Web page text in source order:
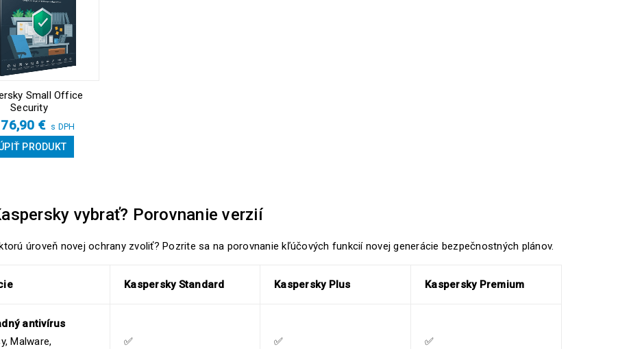
Small Office
Security
76,90 € s DPH
PRODUKT
vybrať? Porovnanie verzií
úroveň novej ochrany zvoliť? Pozrite sa na porovnanie kľúčových funkcií novej generácie bezpečnostných plánov.
Kaspersky Standard Kaspersky Plus Kaspersky Premium
antivírus
Malware,
✅ ✅ ✅